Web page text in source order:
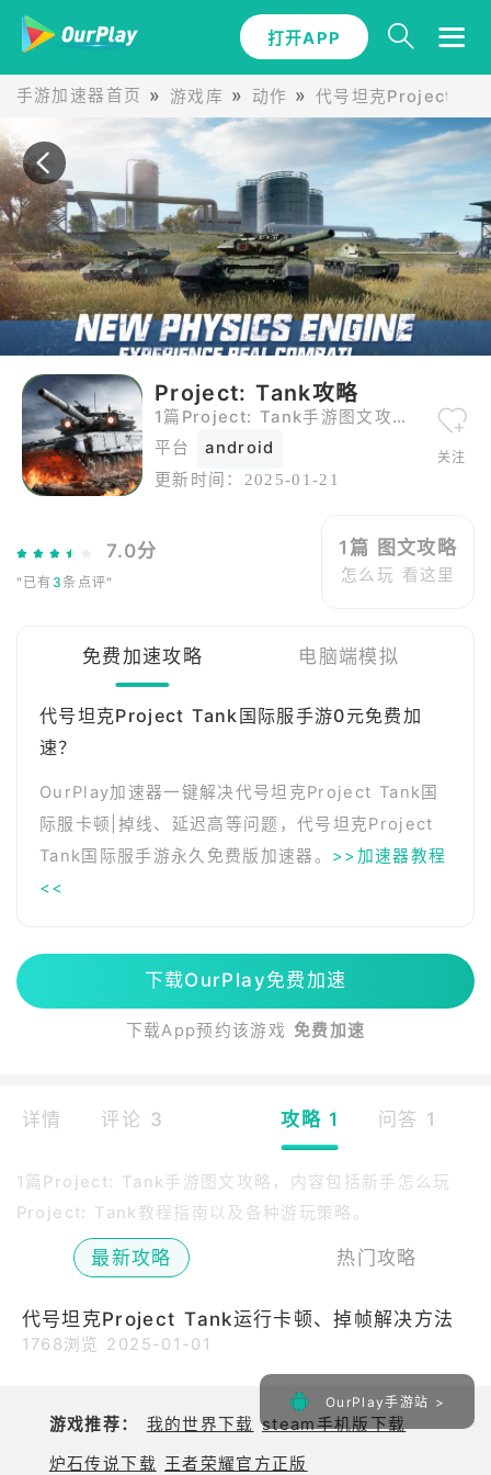
手游加速器首页 游戏库 动作 代号坦克Project
打开APP
Project: Tank攻略
1篇Project: Tank手游图文攻略，包括新手怎么玩Project: Tank教程以及各种游玩策略。
平台
android
更新时间： 2025-01-21
关注
7.0分
"已有 3 条点评"
1篇 图文攻略
怎么玩 看这里
免费加速攻略 电脑端模拟
代号坦克Project Tank国际服手游0元免费加
速？
OurPlay加速器一键解决代号坦克Project Tank国
际服卡顿|掉线、延迟高等问题，代号坦克Project
Tank国际服手游永久免费版加速器。 >>加速器教程
<<
下载OurPlay免费加速
下载App预约该游戏 免费加速
详情 评论 3 攻略 1 问答 1
1篇Project: Tank手游图文攻略，内容包括新手怎么玩
Project: Tank教程指南以及各种游玩策略。
最新攻略 热门攻略
代号坦克Project Tank运行卡顿、掉帧解决方法
1768浏览 2025-01-01
OurPlay手游站 >
游戏推荐： 我的世界下载 steam手机版下载
炉石传说下载 王者荣耀官方正版